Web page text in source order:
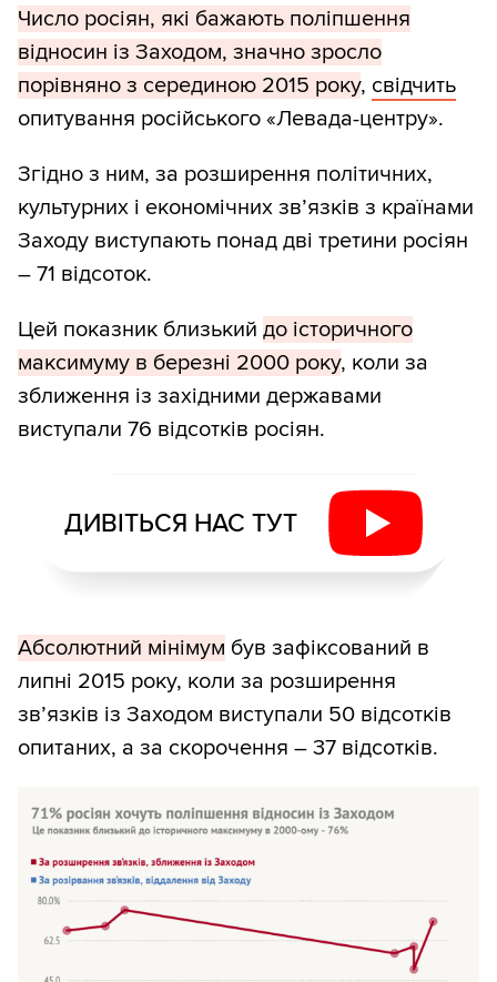
Число росіян, які бажають поліпшення
відносин із Заходом, значно зросло
порівняно з серединою 2015 року, свідчить
опитування російського «Левада-центру».
Згідно з ним, за розширення політичних,
культурних і економічних зв’язків з країнами
Заходу виступають понад дві третини росіян
– 71 відсоток.
Цей показник близький до історичного
максимуму в березні 2000 року, коли за
зближення із західними державами
виступали 76 відсотків росіян.
ДИВІТЬСЯ НАС ТУТ
Абсолютний мінімум був зафіксований в
липні 2015 року, коли за розширення
зв’язків із Заходом виступали 50 відсотків
опитаних, а за скорочення – 37 відсотків.